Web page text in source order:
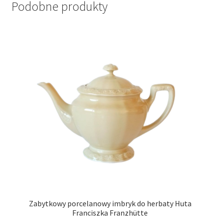
Podobne produkty
Zabytkowy porcelanowy imbryk do herbaty Huta
Franciszka Franzhütte